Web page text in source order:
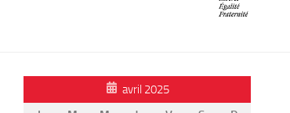
avril 2025